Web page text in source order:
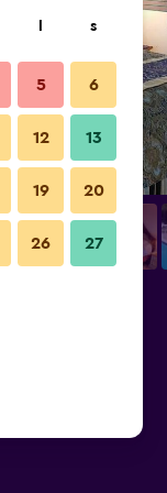
s
5 6
12 13
19 20
26 27